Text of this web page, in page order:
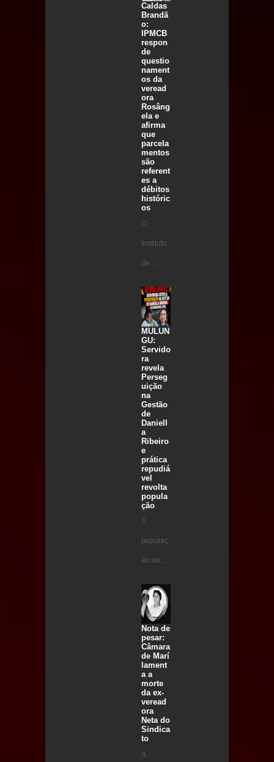
Caldas
Brandã
o:
IPMCB
respon
de
questio
nament
os da
veread
ora
Rosâng
ela e
afirma
que
parcela
mentos
são
referent
es a
débitos
históric
os
O
Instituto
de ...
MULUN
GU:
Servido
ra
revela
Perseg
uição
na
Gestão
de
Daniell
a
Ribeiro
e
prática
repudiá
vel
revolta
popula
ção
A
populaç
ão de ...
Nota de
pesar:
Câmara
de Marí
lament
a a
morte
da ex-
veread
ora
Neta do
Sindica
to
A